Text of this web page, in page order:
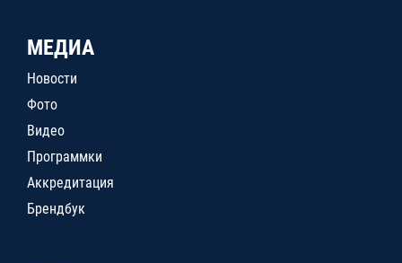
МЕДИА
Новости
Фото
Видео
Программки
Аккредитация
Брендбук